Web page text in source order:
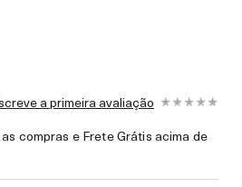
a primeira avaliação
compras e Frete Grátis acima de